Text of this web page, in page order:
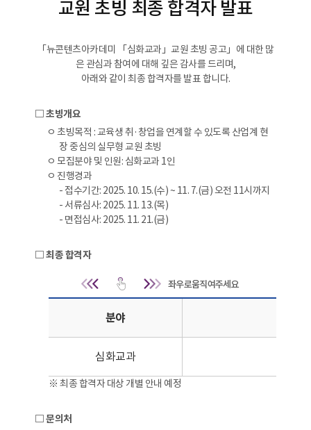
교원 초빙 최종 합격자 발표
「뉴콘텐츠아카데미 「심화교과」교원 초빙 공고」에 대한 많
은 관심과 참여에 대해 깊은 감사를 드리며,
아래와 같이 최종 합격자를 발표 합니다.
□ 초빙개요
ㅇ 초빙목적 : 교육생 취·창업을 연계할 수 있도록 산업계 현
장 중심의 실무형 교원 초빙
ㅇ 모집분야 및 인원: 심화교과 1인
ㅇ 진행경과
- 접수기간: 2025. 10. 15.(수) ~ 11. 7.(금) 오전 11시까지
- 서류심사: 2025. 11. 13.(목)
- 면접심사: 2025. 11. 21.(금)
□ 최종 합격자
최종 합격자 | 분야, 이름,
분야
심화교과
※ 최종 합격자 대상 개별 안내 예정
□ 문의처